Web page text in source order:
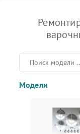
Модели